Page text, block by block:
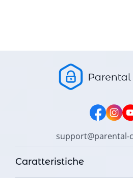
Caratteristiche